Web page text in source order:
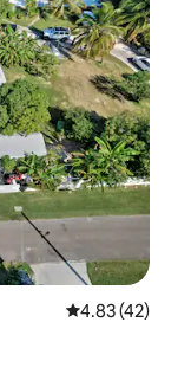
レビュー42
4.83 (42)